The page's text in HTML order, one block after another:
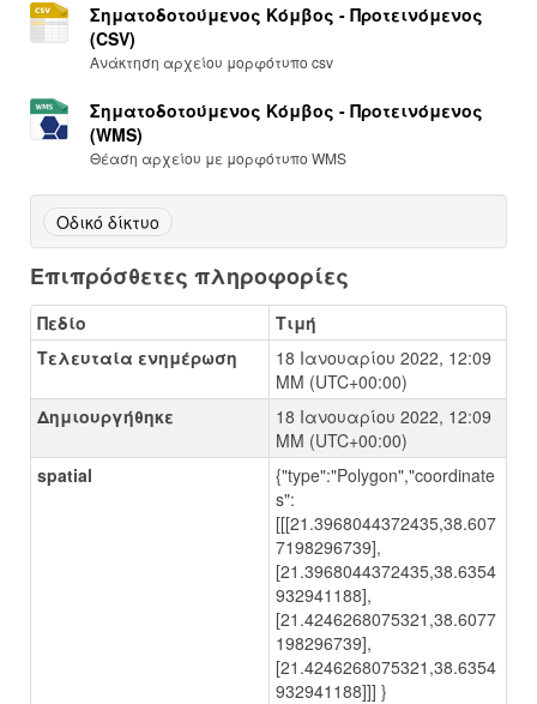
Σηματοδοτούμενος Κόμβος - Προτεινόμενος
(CSV)
Ανάκτηση αρχείου μορφότυπο csv
Σηματοδοτούμενος Κόμβος - Προτεινόμενος
(WMS)
Θέαση αρχείου με μορφότυπο WMS
Οδικό δίκτυο
Επιπρόσθετες πληροφορίες
Πεδίο
Τιμή
Τελευταία ενημέρωση
18 Ιανουαρίου 2022, 12:09
ΜΜ (UTC+00:00)
Δημιουργήθηκε
18 Ιανουαρίου 2022, 12:09
ΜΜ (UTC+00:00)
spatial
{"type":"Polygon","coordinate
s":
[[[21.3968044372435,38.607
7198296739],
[21.3968044372435,38.6354
932941188],
[21.4246268075321,38.6077
198296739],
[21.4246268075321,38.6354
932941188]]] }